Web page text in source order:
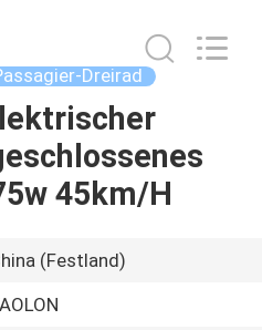
Dreirad
45km/H
(Festland)